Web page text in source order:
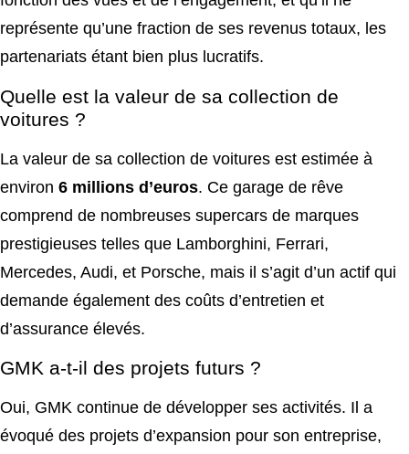
représente qu’une fraction de ses revenus totaux, les
partenariats étant bien plus lucratifs.
Quelle est la valeur de sa collection de
voitures ?
La valeur de sa collection de voitures est estimée à
environ 6 millions d’euros. Ce garage de rêve
comprend de nombreuses supercars de marques
prestigieuses telles que Lamborghini, Ferrari,
Mercedes, Audi, et Porsche, mais il s’agit d’un actif qui
demande également des coûts d’entretien et
d’assurance élevés.
GMK a-t-il des projets futurs ?
Oui, GMK continue de développer ses activités. Il a
évoqué des projets d’expansion pour son entreprise,